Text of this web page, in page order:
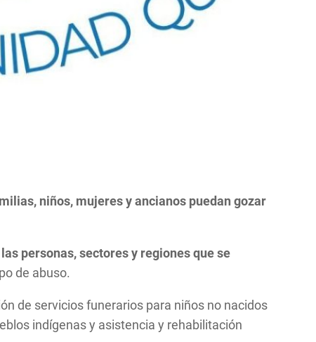
niños, mujeres y ancianos puedan gozar
personas, sectores y regiones que se
de abuso.
de servicios funerarios para niños no nacidos
indígenas y asistencia y rehabilitación